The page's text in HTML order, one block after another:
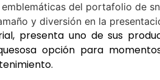
presenta uno de sus
opción para